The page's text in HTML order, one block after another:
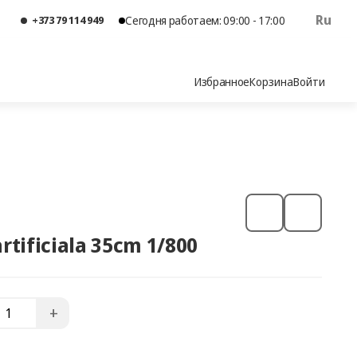
+373 79 114 949 Сегодня работаем: 09:00 - 17:00 Ru
ИзбранноеКорзинаВойти
35cm 1/800
+